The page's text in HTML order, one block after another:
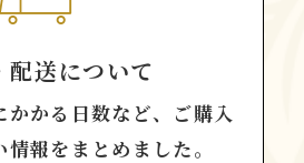
配送について
かる日数など、ご購入
報をまとめました。